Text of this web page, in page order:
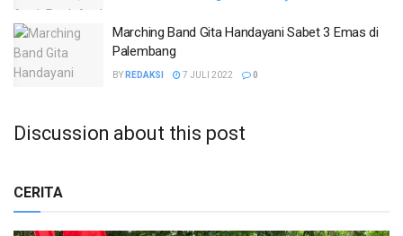
Marching Band Gita Handayani Sabet 3 Emas di
Palembang
BY REDAKSI 7 JULI 2022 0
Discussion about this post
CERITA